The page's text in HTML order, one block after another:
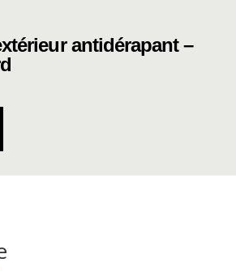
antidérapant –